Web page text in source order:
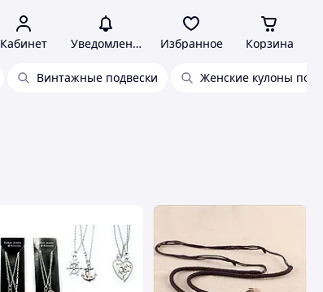
Кабинет Уведомления Избранное Корзина
Винтажные подвески Женские кулоны